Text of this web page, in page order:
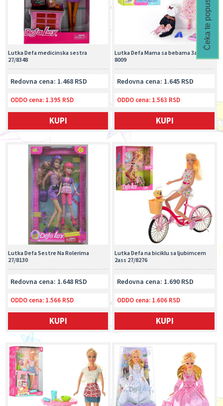
Lutka Defa Mama sa bebama 3ass
8009
Redovna cena: 1.645 RSD
ODDO cena: 1.563 RSD
KUPI
Lutka Defa medicinska sestra
27/8348
Redovna cena: 1.468 RSD
ODDO cena: 1.395 RSD
KUPI
Lutka Defa na biciklu sa ljubimcem
2ass 27/8276
Redovna cena: 1.690 RSD
ODDO cena: 1.606 RSD
KUPI
Lutka Defa Sestre Na Rolerima
27/8130
Redovna cena: 1.648 RSD
ODDO cena: 1.566 RSD
KUPI
Čeka te popust🎁